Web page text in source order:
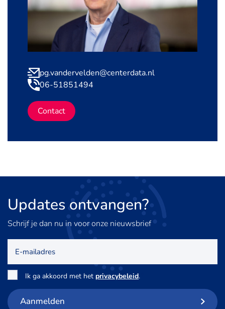
pg.vandervelden@centerdata.nl
06-51851494
Contact
Updates ontvangen?
Schrijf je dan nu in voor onze nieuwsbrief
mailadres
Toestemming
Ik ga akkoord met het privacybeleid.
Aanmelden